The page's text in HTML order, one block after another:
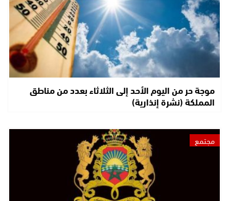
موجة حر من اليوم الأحد إلى الثلاثاء بعدد من مناطق
المملكة (نشرة إنذارية)
مجتمع